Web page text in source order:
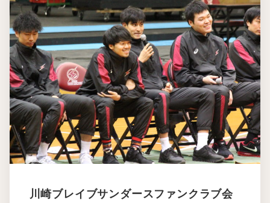
川崎ブレイブサンダースファンクラブ会